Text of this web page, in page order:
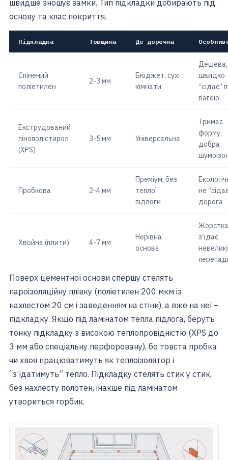
швидше зношує замки. Тип підкладки добирають під
основу та клас покриття.
Підкладка Товщина Де доречна
Спінений
поліетилен
2-3 мм
Бюджет, сухі
кімнати
швидко
“сідає”
вагою
Екструдований
пінополістирол
(XPS)
3-5 мм Універсальна
Тримає
форму,
добра
Пробкова 2-4 мм
Преміум, без
теплої
підлоги
не
дорога
Хвойна (плити) 4-7 мм
Нерівна
основа
з’їдає
невеликі
Поверх цементної основи спершу стелять
пароізоляційну плівку (поліетилен 200 мкм із
нахлестом 20 см і заведенням на стіни), а вже на неї –
підкладку. Якщо під ламінатом тепла підлога, беруть
тонку підкладку з високою теплопровідністю (XPS до
3 мм або спеціальну перфоровану), бо товста пробка
чи хвоя працюватимуть як теплоізолятор і
“з’їдатимуть” тепло. Підкладку стелять стик у стик,
без нахлесту полотен, інакше під ламінатом
утвориться горбик.